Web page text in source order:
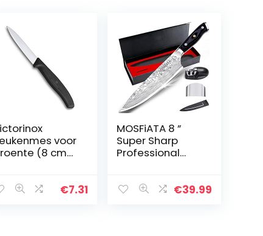
voor
(8 cm
€7.31
MOSFiATA 8 ”
Super Sharp
Professional
mes slijper, €39.99